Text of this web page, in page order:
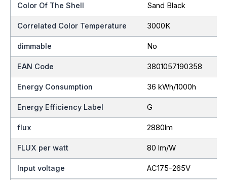
Color Of The Shell Sand Black
Correlated Color Temperature 3000K
dimmable No
EAN Code 3801057190358
Energy Consumption 36 kWh/1000h
Energy Efficiency Label G
flux 2880lm
FLUX per watt 80 lm/W
Input voltage AC175-265V